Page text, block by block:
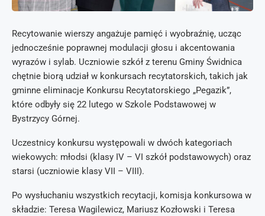
Recytowanie wierszy angażuje pamięć i wyobraźnię, ucząc
jednocześnie poprawnej modulacji głosu i akcentowania
wyrazów i sylab. Uczniowie szkół z terenu Gminy Świdnica
chętnie biorą udział w konkursach recytatorskich, takich jak
gminne eliminacje Konkursu Recytatorskiego „Pegazik”,
które odbyły się 22 lutego w Szkole Podstawowej w
Bystrzycy Górnej.
Uczestnicy konkursu występowali w dwóch kategoriach
wiekowych: młodsi (klasy IV – VI szkół podstawowych) oraz
starsi (uczniowie klasy VII – VIII).
Po wysłuchaniu wszystkich recytacji, komisja konkursowa w
składzie: Teresa Wagilewicz, Mariusz Kozłowski i Teresa